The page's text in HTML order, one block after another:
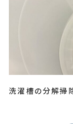
洗濯槽の分解掃